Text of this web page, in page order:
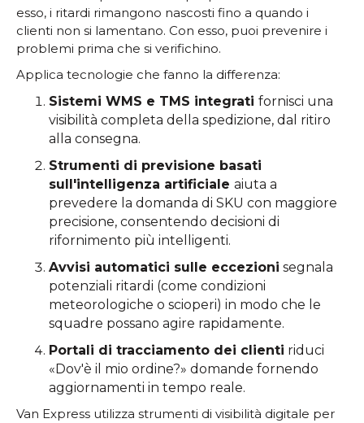
esso, i ritardi rimangono nascosti fino a quando i
clienti non si lamentano. Con esso, puoi prevenire i
problemi prima che si verifichino.
Applica tecnologie che fanno la differenza:
Sistemi WMS e TMS integrati fornisci una
visibilità completa della spedizione, dal ritiro
alla consegna.
Strumenti di previsione basati
sull'intelligenza artificiale aiuta a
prevedere la domanda di SKU con maggiore
precisione, consentendo decisioni di
rifornimento più intelligenti.
Avvisi automatici sulle eccezioni segnala
potenziali ritardi (come condizioni
meteorologiche o scioperi) in modo che le
squadre possano agire rapidamente.
Portali di tracciamento dei clienti riduci
«Dov'è il mio ordine?» domande fornendo
aggiornamenti in tempo reale.
Van Express utilizza strumenti di visibilità digitale per